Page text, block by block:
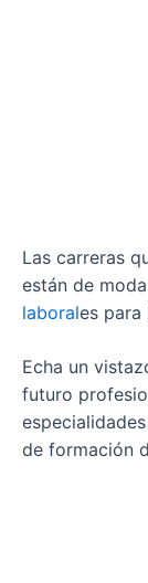
Las carreras
están de
laborales para
Echa un
futuro
de formación